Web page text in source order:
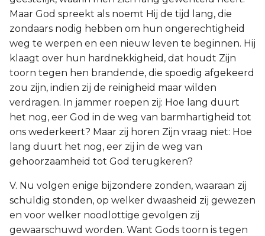
Maar God spreekt als noemt Hij de tijd lang, die
zondaars nodig hebben om hun ongerechtigheid
weg te werpen en een nieuw leven te beginnen. Hij
klaagt over hun hardnekkigheid, dat houdt Zijn
toorn tegen hen brandende, die spoedig afgekeerd
zou zijn, indien zij de reinigheid maar wilden
verdragen. In jammer roepen zij: Hoe lang duurt
het nog, eer God in de weg van barmhartigheid tot
ons wederkeert? Maar zij horen Zijn vraag niet: Hoe
lang duurt het nog, eer zij in de weg van
gehoorzaamheid tot God terugkeren?
V. Nu volgen enige bijzondere zonden, waaraan zij
schuldig stonden, op welker dwaasheid zij gewezen
en voor welker noodlottige gevolgen zij
gewaarschuwd worden. Want Gods toorn is tegen